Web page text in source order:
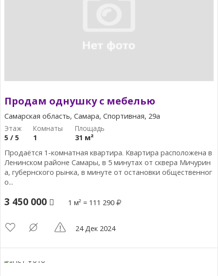
Продам однушку с мебелью
Самарская область, Самара, Спортивная, 29а
5 / 5 1
31 м²
Продаётся 1-комнатная квартира. Квартира расположена в
Ленинском районе Самары, в 5 минутах от сквера Мичурин
а, губернского рынка, в минуте от остановки общественног
о...
3 450 000 1 м² = 111 290
24 Дек 2024